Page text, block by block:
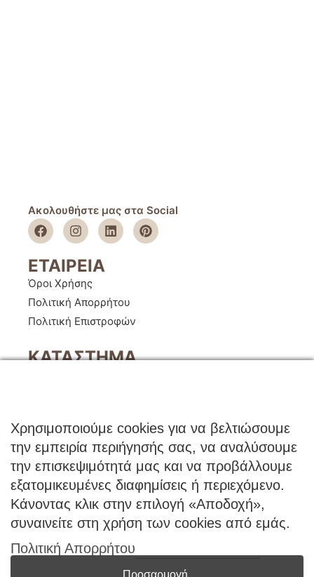
Ακολουθήστε μας στα Social
ΕΤΑΙΡΕΙΑ
Όροι Χρήσης
Πολιτική Απορρήτου
Πολιτική Επιστροφών
ΚΑΤΑΣΤΗΜΑ
Μέθοδοι Πληρωμής
Μέθοδοι Αποστολής
ΕΠΙΚΟΙΝΩΝΙΑ
Φόρμα Επικοινωνίας
Νέα Σάντα, Κιλκίς, 61100
Χρησιμοποιούμε cookies για να βελτιώσουμε
την εμπειρία περιήγησής σας, να αναλύσουμε
την επισκεψιμότητά μας και να προβάλλουμε
εξατομικευμένες διαφημίσεις ή περιεχόμενο.
Κάνοντας κλικ στην επιλογή «Αποδοχή»,
συναινείτε στη χρήση των cookies από εμάς.
Πολιτική Απορρήτου
Προσαρμογή